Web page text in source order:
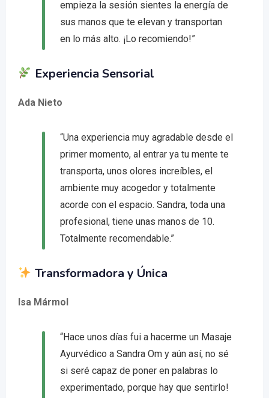
empieza la sesión sientes la energía de
sus manos que te elevan y transportan
en lo más alto. ¡Lo recomiendo!”
Experiencia Sensorial
Ada Nieto
“Una experiencia muy agradable desde el
primer momento, al entrar ya tu mente te
transporta, unos olores increíbles, el
ambiente muy acogedor y totalmente
acorde con el espacio. Sandra, toda una
profesional, tiene unas manos de 10.
Totalmente recomendable.”
Transformadora y Única
Isa Mármol
“Hace unos días fui a hacerme un Masaje
Ayurvédico a Sandra Om y aún así, no sé
si seré capaz de poner en palabras lo
experimentado, porque hay que sentirlo!